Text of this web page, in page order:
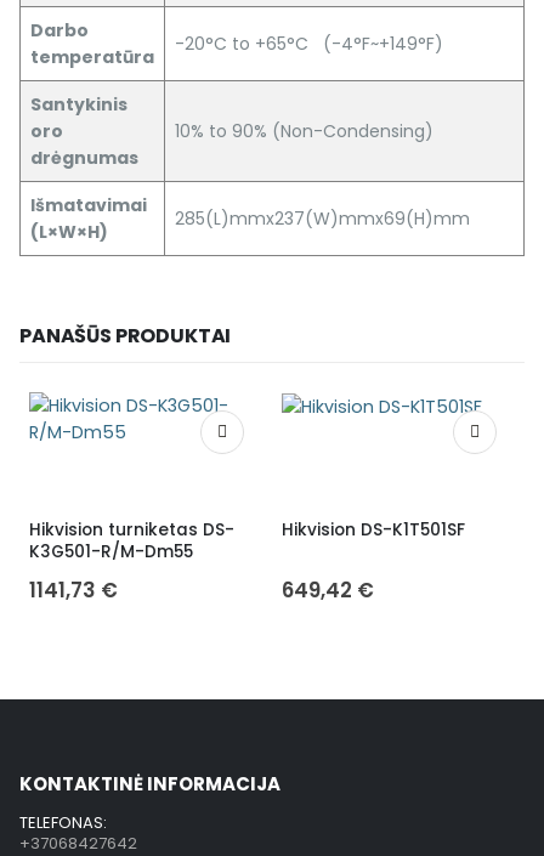
Darbo
temperatūra
-20°C to +65°C (-4°F~+149°F)
Santykinis
oro
drėgnumas
10% to 90% (Non-Condensing)
Išmatavimai
(L×W×H)
285(L)mmx237(W)mmx69(H)mm
PANAŠŪS PRODUKTAI
Hikvision turniketas DS-
K3G501-R/M-Dm55
1141,73 €
Hikvision DS-K1T501SF
649,42 €
KONTAKTINĖ INFORMACIJA
TELEFONAS:
+37068427642